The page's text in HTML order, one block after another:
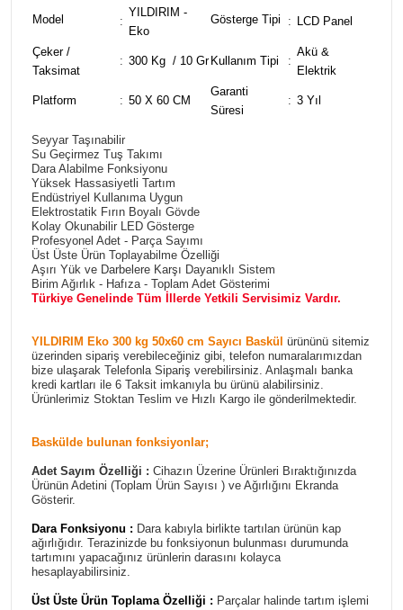
Model :
YILDIRIM -
Eko
Gösterge Tipi : LCD Panel
Çeker /
Taksimat
: 300 Kg / 10 Gr Kullanım Tipi :
Akü &
Elektrik
Platform : 50 X 60 CM
Garanti
Süresi
: 3 Yıl
Seyyar Taşınabilir
Su Geçirmez Tuş Takımı
Dara Alabilme Fonksiyonu
Yüksek Hassasiyetli Tartım
Endüstriyel Kullanıma Uygun
Elektrostatik Fırın Boyalı Gövde
Kolay Okunabilir LED Gösterge
Profesyonel Adet - Parça Sayımı
Üst Üste Ürün Toplayabilme Özelliği
Aşırı Yük ve Darbelere Karşı Dayanıklı Sistem
Birim Ağırlık - Hafıza - Toplam Adet Gösterimi
Türkiye Genelinde Tüm İllerde Yetkili Servisimiz Vardır.
YILDIRIM Eko 300 kg 50x60 cm Sayıcı Baskül ürününü sitemiz
üzerinden sipariş verebileceğiniz gibi, telefon numaralarımızdan
bize ulaşarak Telefonla Sipariş verebilirsiniz. Anlaşmalı banka
kredi kartları ile 6 Taksit imkanıyla bu ürünü alabilirsiniz.
Ürünlerimiz Stoktan Teslim ve Hızlı Kargo ile gönderilmektedir.
Baskülde bulunan fonksiyonlar;
Adet Sayım Özelliği : Cihazın Üzerine Ürünleri Bıraktığınızda
Ürünün Adetini (Toplam Ürün Sayısı ) ve Ağırlığını Ekranda
Gösterir.
Dara Fonksiyonu : Dara kabıyla birlikte tartılan ürünün kap
ağırlığıdır. Terazinizde bu fonksiyonun bulunması durumunda
tartımını yapacağınız ürünlerin darasını kolayca
hesaplayabilirsiniz.
Üst Üste Ürün Toplama Özelliği : Parçalar halinde tartım işlemi